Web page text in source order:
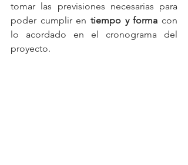
tomar las previsiones necesarias para
poder cumplir en tiempo y forma con
lo acordado en el cronograma del
proyecto.